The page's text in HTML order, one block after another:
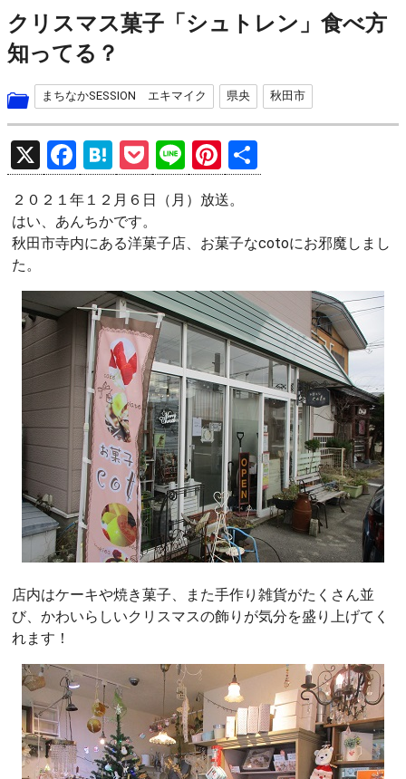
クリスマス菓子「シュトレン」食べ方
知ってる？
まちなかSESSION エキマイク 県央 秋田市
X
F
a
ce
b
o
k
H
at
e
n
P
o
ck
et
Li
n
e
Pi
nt
er
es
有
２０２１年１２月６日（月）放送。
はい、あんちかです。
秋田市寺内にある洋菓子店、お菓子なcotoにお邪魔しまし
た。
店内はケーキや焼き菓子、また手作り雑貨がたくさん並
び、かわいらしいクリスマスの飾りが気分を盛り上げてく
れます！